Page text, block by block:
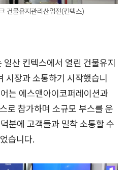
건물유지관리산업전(킨텍스)
산 킨텍스에서 열린 건물유지
시장과 소통하기 시작했습니
는 에스앤아이코퍼레이션과
로 참가하며 소규모 부스를 운
분에 고객들과 밀착 소통할 수
습니다.